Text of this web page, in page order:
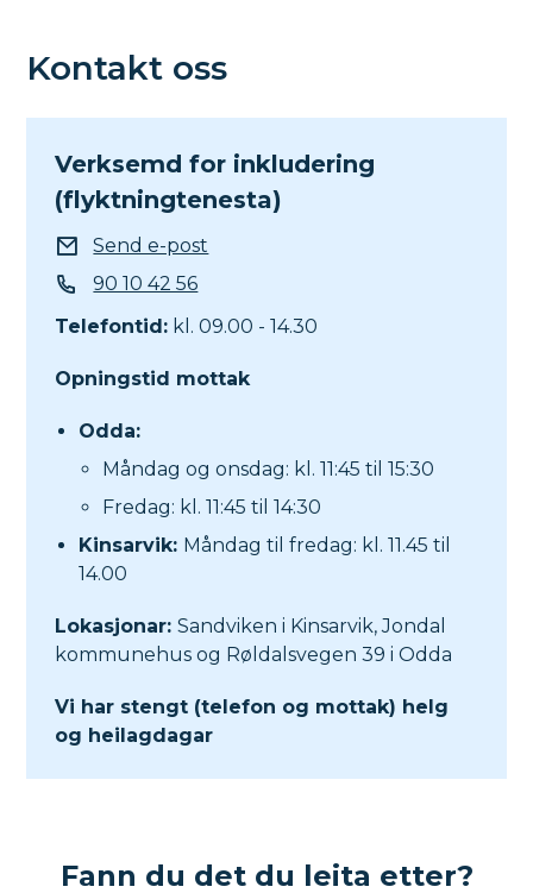
Kontakt oss
Verksemd for inkludering
(flyktningtenesta)
E-postSend e-post
Telefon90 10 42 56
Telefontid: kl. 09.00 - 14.30
Opningstid mottak
Odda:
Måndag og onsdag: kl. 11:45 til 15:30
Fredag: kl. 11:45 til 14:30
Kinsarvik: Måndag til fredag: kl. 11.45 til
14.00
Lokasjonar:Sandviken i Kinsarvik, Jondal
kommunehus og Røldalsvegen 39 i Odda
Vi har stengt (telefon og mottak) helg
og heilagdagar
Fann du det du leita etter?